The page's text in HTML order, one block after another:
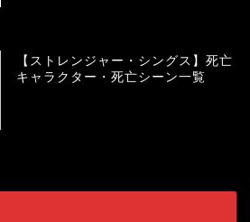
【ストレンジャー・シングス】死亡
キャラクター・死亡シーン一覧